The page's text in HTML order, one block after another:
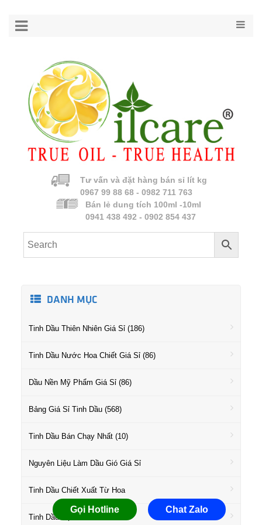
Tư vấn và đặt hàng bán sỉ lít kg
0967 99 88 68 - 0982 711 763
Bán lẻ dung tích 100ml -10ml
0941 438 492 - 0902 854 437
DANH MỤC
Tinh Dầu Thiên Nhiên Giá Sỉ (186)
Tinh Dầu Nước Hoa Chiết Giá Sỉ (86)
Dầu Nền Mỹ Phẩm Giá Sỉ (86)
Bảng Giá Sỉ Tinh Dầu (568)
Tinh Dầu Bán Chạy Nhất (10)
Nguyên Liệu Làm Dầu Gió Giá Sỉ
Tinh Dầu Chiết Xuất Từ Hoa
Tinh Dầu Họ Gỗ Giá Sỉ
Gọi Hotline Chat Zalo